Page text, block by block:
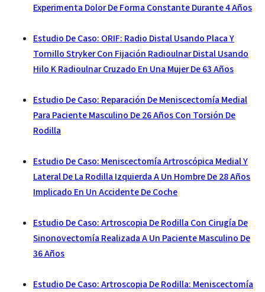
Experimenta Dolor De Forma Constante Durante 4 Años
Estudio De Caso: ORIF: Radio Distal Usando Placa Y
Tornillo Stryker Con Fijación Radioulnar Distal Usando
Hilo K Radioulnar Cruzado En Una Mujer De 63 Años
Estudio De Caso: Reparación De Meniscectomía Medial
Para Paciente Masculino De 26 Años Con Torsión De
Rodilla
Estudio De Caso: Meniscectomía Artroscópica Medial Y
Lateral De La Rodilla Izquierda A Un Hombre De 28 Años
Implicado En Un Accidente De Coche
Estudio De Caso: Artroscopia De Rodilla Con Cirugía De
Sinonovectomía Realizada A Un Paciente Masculino De
36 Años
Estudio De Caso: Artroscopia De Rodilla: Meniscectomía